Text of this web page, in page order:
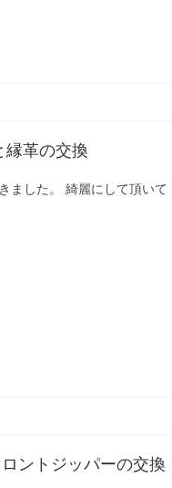
縁革の交換
ました。 綺麗にして頂いて
ントジッパーの交換